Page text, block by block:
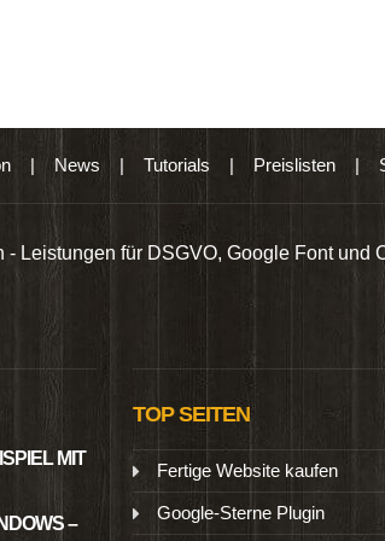
|News | Tutorials | Preislisten|
- Leistungen für DSGVO, Google Font und
MIT
–
TOP SEITEN
Fertige Website kaufen
Google-Sterne Plugin